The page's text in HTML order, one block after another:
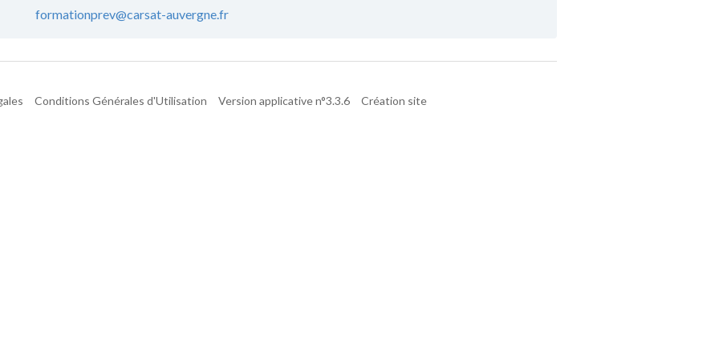
formationprev@carsat-auvergne.fr
Conditions Générales d'Utilisation Version applicative n°3.3.6 Création site